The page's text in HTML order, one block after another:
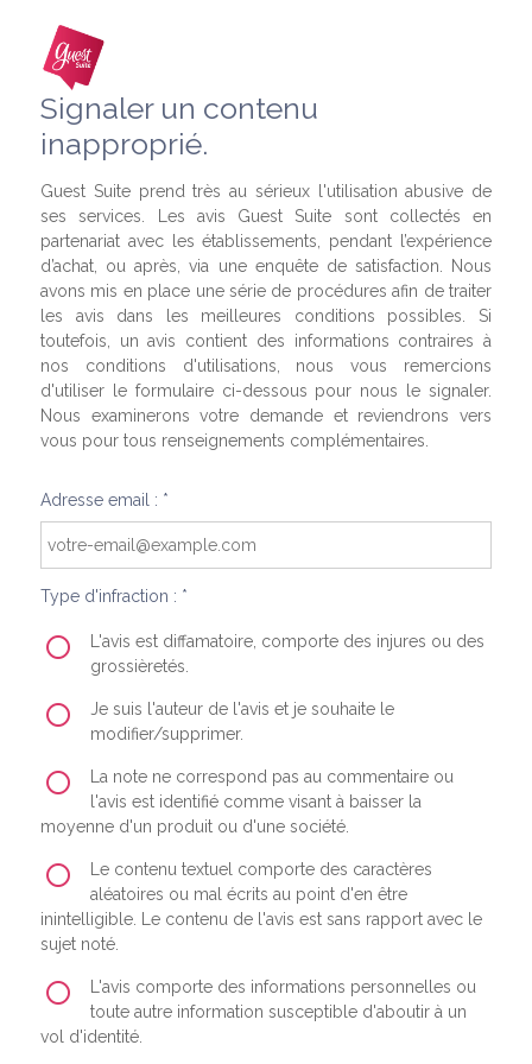
Signaler un contenu
inapproprié.
Guest Suite prend très au sérieux l'utilisation abusive de
ses services. Les avis Guest Suite sont collectés en
partenariat avec les établissements, pendant l’expérience
d’achat, ou après, via une enquête de satisfaction. Nous
avons mis en place une série de procédures afin de traiter
les avis dans les meilleures conditions possibles. Si
toutefois, un avis contient des informations contraires à
nos conditions d'utilisations, nous vous remercions
d'utiliser le formulaire ci-dessous pour nous le signaler.
Nous examinerons votre demande et reviendrons vers
vous pour tous renseignements complémentaires.
Adresse email : *
Type d'infraction : *
L'avis est diffamatoire, comporte des injures ou des
grossièretés.
Je suis l'auteur de l'avis et je souhaite le
modifier/supprimer.
La note ne correspond pas au commentaire ou
l'avis est identifié comme visant à baisser la
moyenne d'un produit ou d'une société.
Le contenu textuel comporte des caractères
aléatoires ou mal écrits au point d'en être
inintelligible. Le contenu de l'avis est sans rapport avec le
sujet noté.
L'avis comporte des informations personnelles ou
toute autre information susceptible d'aboutir à un
vol d'identité.